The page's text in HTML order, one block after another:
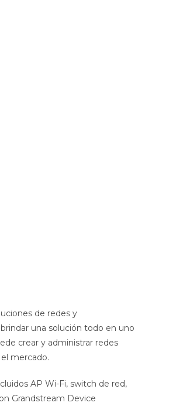
de redes y
una solución todo en uno
crear y administrar redes
mercado.
AP Wi-Fi, switch de red,
Grandstream Device